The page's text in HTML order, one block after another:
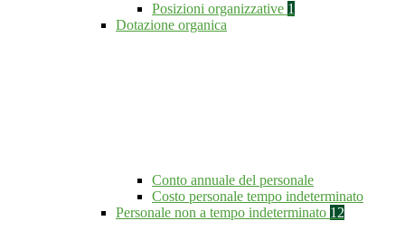
Posizioni organizzative 1
Dotazione organica
Conto annuale del personale
Costo personale tempo indeterminato
Personale non a tempo indeterminato 12